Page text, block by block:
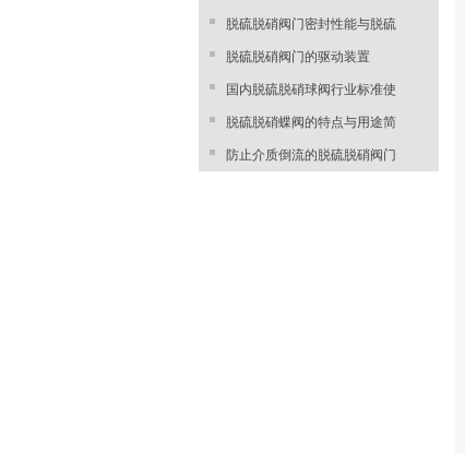
脱硫脱硝阀门密封性能与脱硫
脱硫脱硝阀门的驱动装置
国内脱硫脱硝球阀行业标准使
脱硫脱硝蝶阀的特点与用途简
防止介质倒流的脱硫脱硝阀门